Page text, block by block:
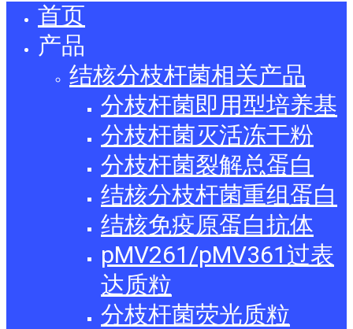
首页
产品
结核分枝杆菌相关产品
分枝杆菌即用型培养基
分枝杆菌灭活冻干粉
分枝杆菌裂解总蛋白
结核分枝杆菌重组蛋白
结核免疫原蛋白抗体
pMV261/pMV361过表
达质粒
分枝杆菌荧光质粒